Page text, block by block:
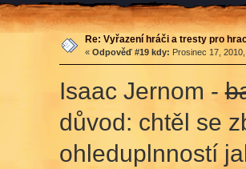
Re: Vyřazení hráči a tresty pro
« Odpověď #19 kdy: Prosinec 17,
Isaac Jernom -
důvod: chtěl se
ohleduplnností